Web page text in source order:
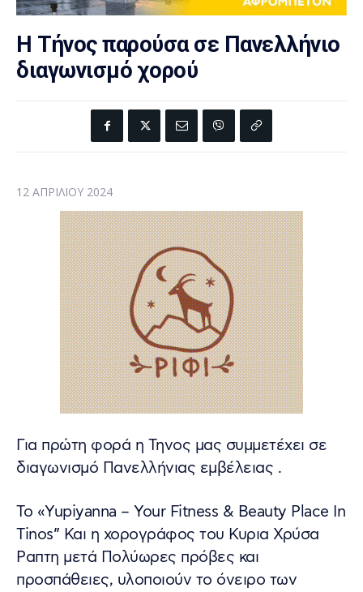
Η Τήνος παρούσα σε Πανελλήνιο
διαγωνισμό χορού
12 ΑΠΡΙΛΊΟΥ 2024
Για πρώτη φορά η Τηνος μας συμμετέχει σε
διαγωνισμό Πανελλήνιας εμβέλειας .
Το «Yupiyanna – Your Fitness & Beauty Place In
Tinos” Και η χορογράφος του Κυρια Χρύσα
Ραπτη μετά Πολύωρες πρόβες και
προσπάθειες, υλοποιούν το όνειρο των